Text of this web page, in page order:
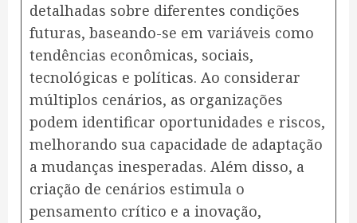
detalhadas sobre diferentes condições
futuras, baseando-se em variáveis como
tendências econômicas, sociais,
tecnológicas e políticas. Ao considerar
múltiplos cenários, as organizações
podem identificar oportunidades e riscos,
melhorando sua capacidade de adaptação
a mudanças inesperadas. Além disso, a
criação de cenários estimula o
pensamento crítico e a inovação,